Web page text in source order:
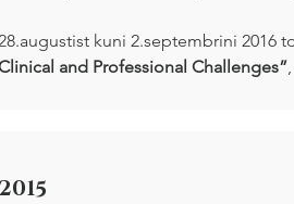
kuni 2.septembrini 2016
and Professional Challenges”
2015